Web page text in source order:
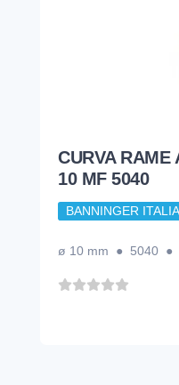
CURVA RAME
10 MF 5040
BANNINGER ITALIA
ø 10 mm ● 5040 ●